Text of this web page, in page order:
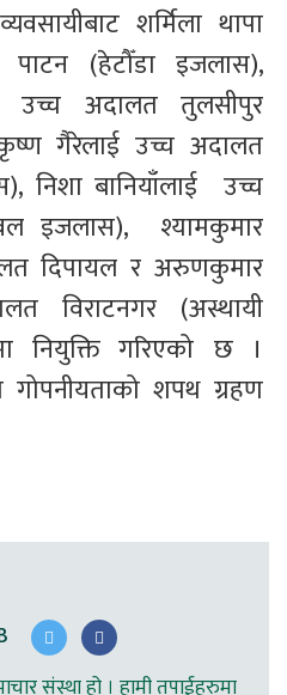
शर्मिला थापा
पाटन (हेटौँडा इजलास),
उच्च अदालत तुलसीपुर
गैरेलाई उच्च अदालत
निशा बानियाँलाई  उच्च
इजलास),  श्यामकुमार
दिपायल र अरुणकुमार
विराटनगर (अस्थायी
नियुक्ति गरिएको छ ।
शपथ ग्रहण
संस्था हो । हामी तपाईहरुमा